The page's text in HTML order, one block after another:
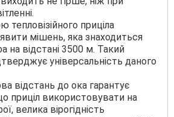
тепловізійного приціла
мішень, яка знаходиться
на відстані 3500 м. Такий
універсальність даного
відстань до ока гарантує
приціл використовувати на
велика вірогідність